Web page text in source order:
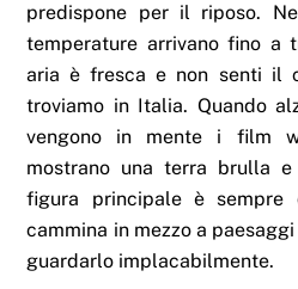
predispone per il riposo.
temperature arrivano fino a
aria è fresca e non senti il
troviamo in Italia. Quando
vengono in mente i film
mostrano una terra brulla
figura principale è sempre
cammina in mezzo a
guardarlo implacabilmente.